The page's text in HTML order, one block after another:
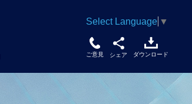
ご意見 シェア ダウンロード
Select Language ▼